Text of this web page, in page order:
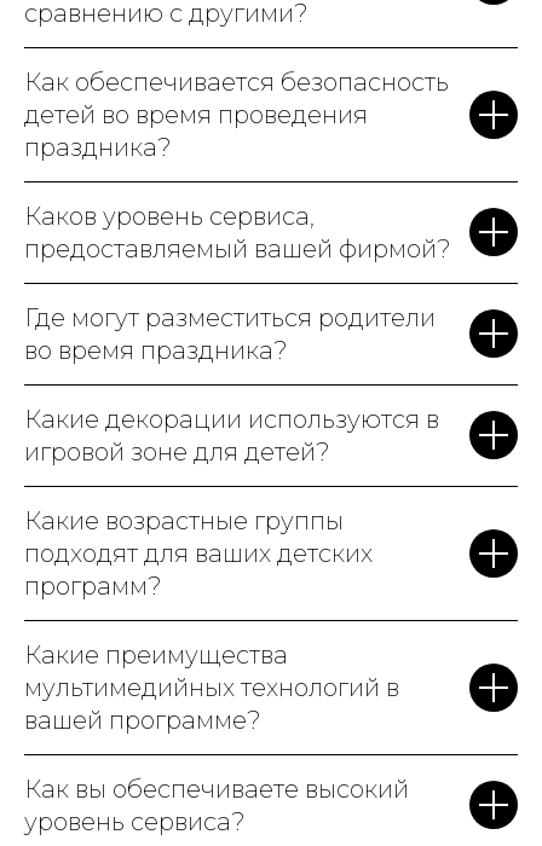
беспокоиться о деталях.
Всё, от украшения зала, до
кейтеринга, было на высшем
уровне. Родители и дети были
в полном восторге. Мы точно
к вам вернемся на
следующийдень рождения!
сравнению с другими?
Как обеспечивается безопасность
детей во время проведения
праздника?
Каков уровень сервиса,
предоставляемый вашей фирмой?
Где могут разместиться родители
во время праздника?
Какие декорации используются в
игровой зоне для детей?
Какие возрастные группы
подходят для ваших детских
программ?
Какие преимущества
мультимедийных технологий в
вашей программе?
Как вы обеспечиваете высокий
уровень сервиса?